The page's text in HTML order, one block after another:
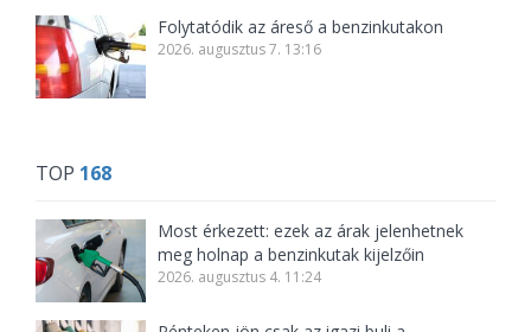
Folytatódik az áreső a benzinkutakon
2026. augusztus 7. 13:16
TOP 168
Most érkezett: ezek az árak jelenhetnek
meg holnap a benzinkutak kijelzőin
2026. augusztus 4. 11:24